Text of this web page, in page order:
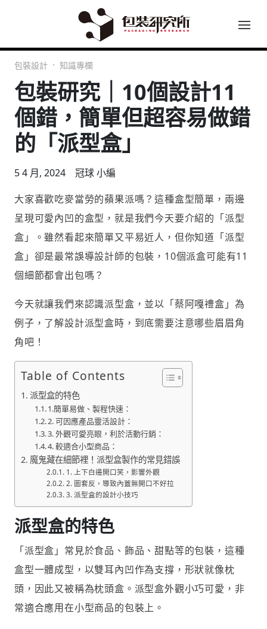
包裝設計 知識專欄
包裝研究｜10個設計11
個錯，簡單但超容易做錯
的「派型盒」
5 4 月, 2024
冠球 小編
大家喜歡吃麥當勞的蘋果派嗎？這種盒型簡單，兩邊
呈現可愛內凹的盒型，就是我們今天要介紹的「派型
盒」。雖然看起來簡單又平易近人，但你知道「派型
盒」卻是最常誤導設計師的包裝，10個派盒可能有11
個細節都會出包嗎？
今天就讓我們來認識派型盒，並以「蔡阿嘎禮盒」為
例子，了解設計派型盒時，到底需要注意哪些眉眉角
角吧！
Table of Contents
派型盒的特色
1.簡單易做、製程快速：
2. 可因應產品靈活設計：
3. 外觀可愛亮眼，利於活動行銷：
4. 較適合小型商品：
魔鬼藏在細節裡！派型盒製作的常見錯誤
1. 上下白邊開口笑，影響外觀
2. 圖套反，導致內蓋無開口不好拉
3. 派型盒的設計小技巧
派型盒的特色
「派型盒」常見於食品、飾品、甜點等的包裝，這種
盒型一體成型，以雙耳內凹作為支撐，形狀就像枕
頭，因此又被稱為枕頭盒。派型盒外觀小巧可愛，非
常適合應用在小型商品的包裝上。